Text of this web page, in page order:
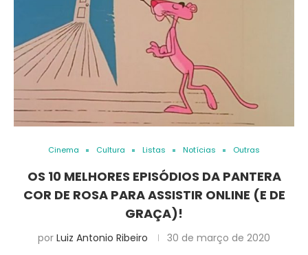
Cinema Cultura Listas Notícias Outras
OS 10 MELHORES EPISÓDIOS DA PANTERA
COR DE ROSA PARA ASSISTIR ONLINE (E DE
GRAÇA)!
por Luiz Antonio Ribeiro 30 de março de 2020